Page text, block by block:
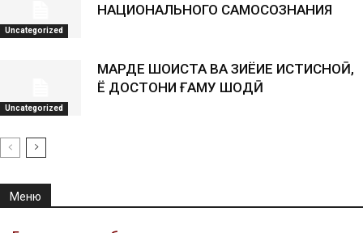
Uncategorized
НАЦИОНАЛЬНОГО САМОСОЗНАНИЯ
Uncategorized
МАРДЕ ШОИСТА ВА ЗИЁИЕ ИСТИСНОӢ,
Ё ДОСТОНИ ҒАМУ ШОДӢ
Меню